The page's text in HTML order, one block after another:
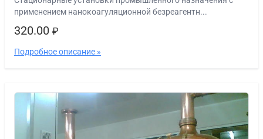
применением нанокоагуляционной безреагентн...
320.00 ₽
Подробное описание »